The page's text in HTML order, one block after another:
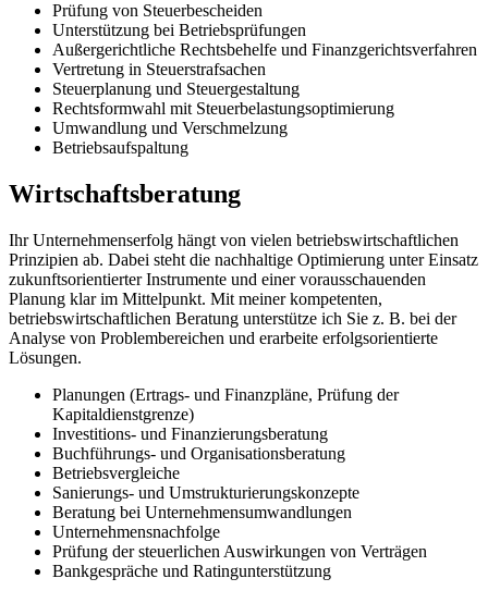
Prüfung von Steuerbescheiden
Unterstützung bei Betriebsprüfungen
Außergerichtliche Rechtsbehelfe und Finanzgerichtsverfahren
Vertretung in Steuerstrafsachen
Steuerplanung und Steuergestaltung
Rechtsformwahl mit Steuerbelastungsoptimierung
Umwandlung und Verschmelzung
Betriebsaufspaltung
Wirtschaftsberatung
Ihr Unternehmenserfolg hängt von vielen betriebswirtschaftlichen
Prinzipien ab. Dabei steht die nachhaltige Optimierung unter Einsatz
zukunftsorientierter Instrumente und einer vorausschauenden
Planung klar im Mittelpunkt. Mit meiner kompetenten,
betriebswirtschaftlichen Beratung unterstütze ich Sie z. B. bei der
Analyse von Problembereichen und erarbeite erfolgsorientierte
Lösungen.
Planungen (Ertrags- und Finanzpläne, Prüfung der
Kapitaldienstgrenze)
Investitions- und Finanzierungsberatung
Buchführungs- und Organisationsberatung
Betriebsvergleiche
Sanierungs- und Umstrukturierungskonzepte
Beratung bei Unternehmensumwandlungen
Unternehmensnachfolge
Prüfung der steuerlichen Auswirkungen von Verträgen
Bankgespräche und Ratingunterstützung